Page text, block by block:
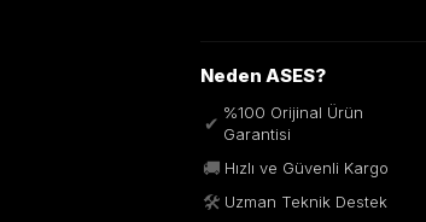
Neden ASES?
✔ %100 Orijinal Ürün
Garantisi
🚚 Hızlı ve Güvenli Kargo
🛠️ Uzman Teknik Destek